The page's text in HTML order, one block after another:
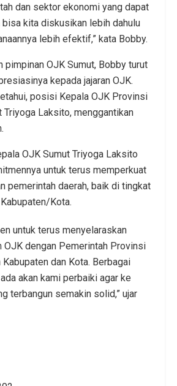
dan sektor ekonomi yang dapat
bisa kita diskusikan lebih dahulu
lebih efektif,” kata Bobby.
pimpinan OJK Sumut, Bobby turut
kepada jajaran OJK.
posisi Kepala OJK Provinsi
Triyoga Laksito, menggantikan
OJK Sumut Triyoga Laksito
untuk terus memperkuat
pemerintah daerah, baik di tingkat
Kota.
untuk terus menyelaraskan
OJK dengan Pemerintah Provinsi
dan Kota. Berbagai
akan kami perbaiki agar ke
terbangun semakin solid,” ujar